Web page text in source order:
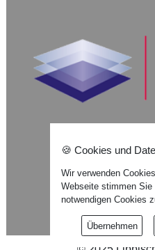
🍪 Cookies und
Wir verwenden
Webseite stimmen Sie
notwendigen Cookies
Übernehmen